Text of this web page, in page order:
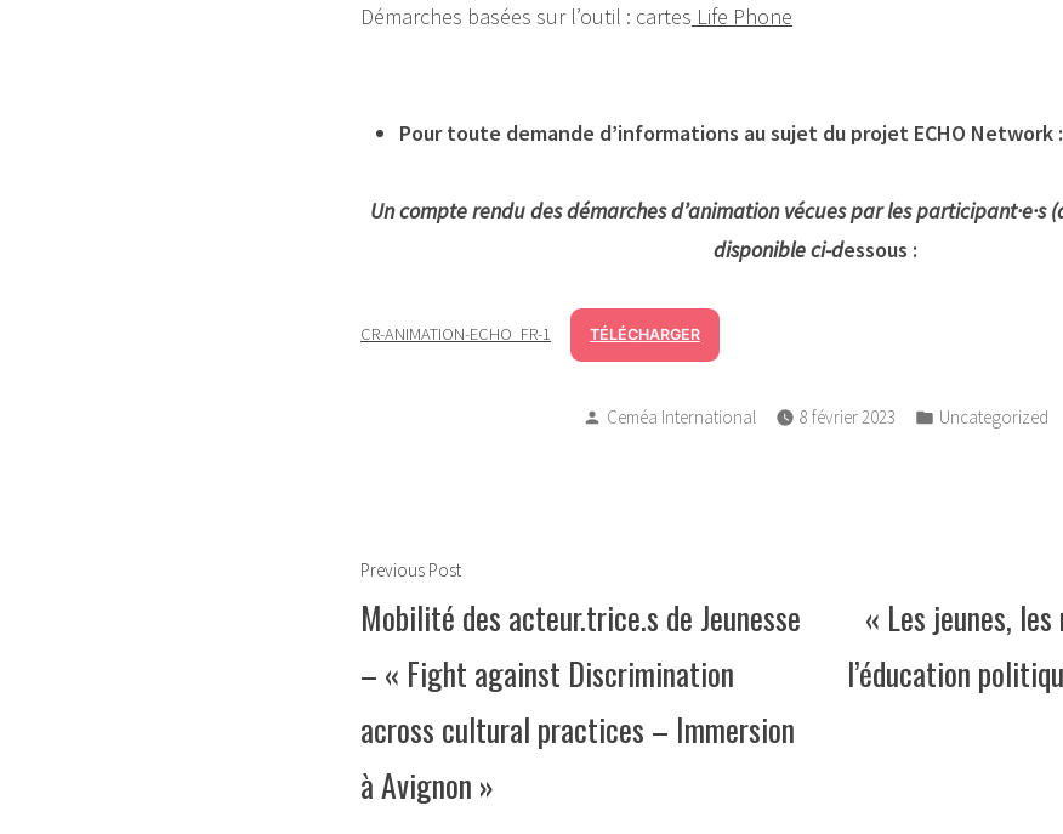
Démarches basées sur l’outil : cartes Life Phone
Pour toute demande d’informations au sujet du projet ECHO Network :
Un compte rendu des démarches d’animation vécues par les participant·e·s
disponible ci-dessous :
CR-ANIMATION-ECHO_FR-1 TÉLÉCHARGER
Posted
Ceméa International 8 février 2023
Posted
Uncategorized
Navigation
de
l’article
Previous PostPrevious
post:
Mobilité des acteur.trice.s de Jeunesse
– « Fight against Discrimination
across cultural practices – Immersion
à Avignon »
« Les jeunes,
l’éducation